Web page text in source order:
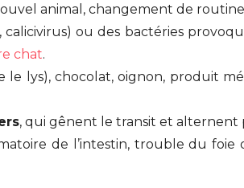
animal, changement de
calicivirus) ou des bactéries
chat.
lys), chocolat, oignon, produit
, qui gênent le transit et alternent
de l’intestin, trouble du